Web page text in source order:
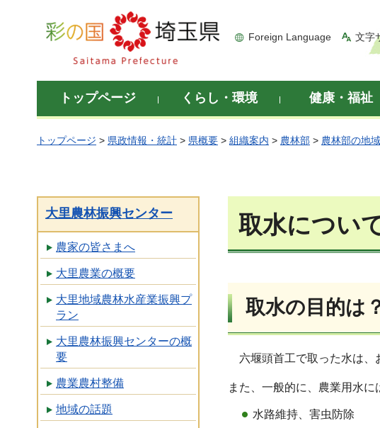
彩の国 埼玉県
Foreign Language 文字
トップページ くらし・環境 健康・福祉
トップページ > 県政情報・統計 > 県概要 > 組織案内 > 農林部 > 農林部の地
大里農林振興センター
農家の皆さまへ
大里農業の概要
大里地域農林水産業振興プ
ラン
大里農林振興センターの概
要
農業農村整備
地域の話題
取水につい
取水の目的は
六堰頭首工で取った水は、
また、一般的に、農業用水に
水路維持、害虫防除